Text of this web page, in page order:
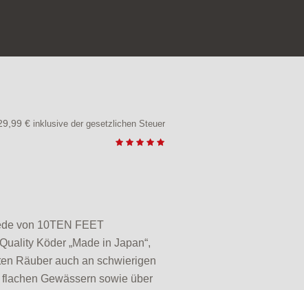
€ inklusive der gesetzlichen Steuer
von 10TEN FEET
Köder „Made in Japan“,
Räuber auch an schwierigen
Gewässern sowie über